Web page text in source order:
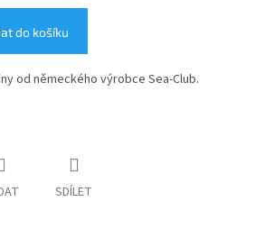
do košíku
od německého výrobce Sea-Club.
SDÍLET